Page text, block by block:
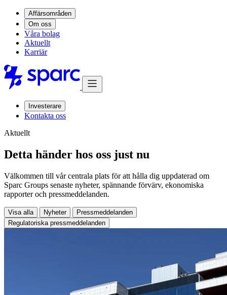
Affärsområden
Om oss
Våra bolag
Aktuellt
Karriär
Investerare
Kontakta oss
Aktuellt
Detta händer hos oss just nu
Välkommen till vår centrala plats för att hålla dig uppdaterad om
Sparc Groups senaste nyheter, spännande förvärv, ekonomiska
rapporter och pressmeddelanden.
Visa alla Nyheter
Pressmeddelanden
Regulatoriska pressmeddelanden